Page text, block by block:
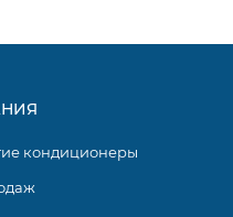
кондиционеры